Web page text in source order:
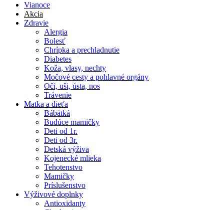
Vianoce
Akcia
Zdravie
Alergia
Bolesť
Chrípka a prechladnutie
Diabetes
Koža, vlasy, nechty
Močové cesty a pohlavné orgány
Oči, uši, ústa, nos
Trávenie
Matka a dieťa
Bábätká
Budúce mamičky
Deti od 1r.
Deti od 3r.
Detská výživa
Kojenecké mlieka
Tehotenstvo
Mamičky
Príslušenstvo
Výživové doplnky
Antioxidanty